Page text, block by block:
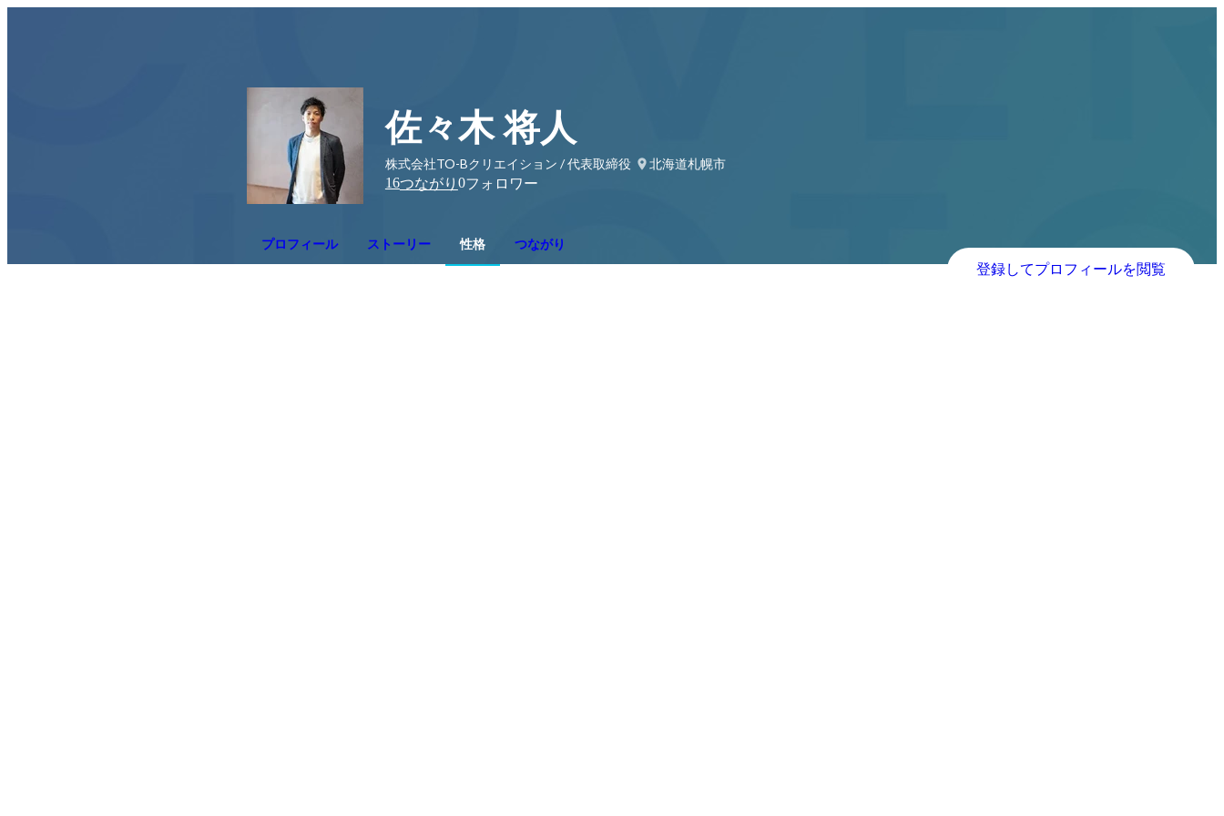
佐々木 将人
株式会社TO-Bクリエイション / 代表取締役
北海道札幌市
16つながり 0フォロワー
プロフィール ストーリー 性格 つながり
登録してプロフィールを閲覧